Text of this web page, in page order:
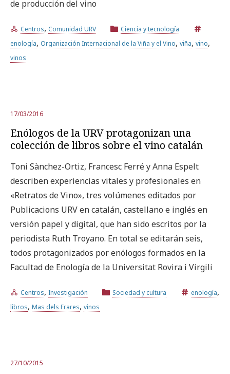
de producción del vino
Centros, Comunidad URV
Ciencia y tecnología
enología, Organización Internacional de la Viña y el Vino, viña, vino,
vinos
17/03/2016
Enólogos de la URV protagonizan una
colección de libros sobre el vino catalán
Toni Sànchez-Ortiz, Francesc Ferré y Anna Espelt
describen experiencias vitales y profesionales en
«Retratos de Vino», tres volúmenes editados por
Publicacions URV en catalán, castellano e inglés en
versión papel y digital, que han sido escritos por la
periodista Ruth Troyano. En total se editarán seis,
todos protagonizados por enólogos formados en la
Facultad de Enología de la Universitat Rovira i Virgili
Centros, Investigación Sociedad y cultura enología,
libros, Mas dels Frares, vinos
27/10/2015